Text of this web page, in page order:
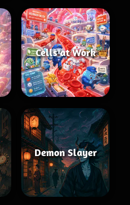
Cells at Work
Demon Slayer